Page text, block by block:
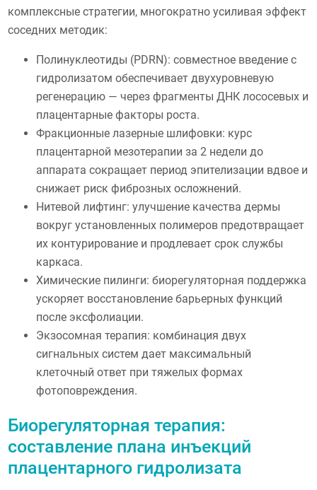
комплексные стратегии, многократно усиливая эффект
соседних методик:
Полинуклеотиды (PDRN): совместное введение с
гидролизатом обеспечивает двухуровневую
регенерацию — через фрагменты ДНК лососевых и
плацентарные факторы роста.
Фракционные лазерные шлифовки: курс
плацентарной мезотерапии за 2 недели до
аппарата сокращает период эпителизации вдвое и
снижает риск фиброзных осложнений.
Нитевой лифтинг: улучшение качества дермы
вокруг установленных полимеров предотвращает
их контурирование и продлевает срок службы
каркаса.
Химические пилинги: биорегуляторная поддержка
ускоряет восстановление барьерных функций
после эксфолиации.
Экзосомная терапия: комбинация двух
сигнальных систем дает максимальный
клеточный ответ при тяжелых формах
фотоповреждения.
Биорегуляторная терапия:
составление плана инъекций
плацентарного гидролизата